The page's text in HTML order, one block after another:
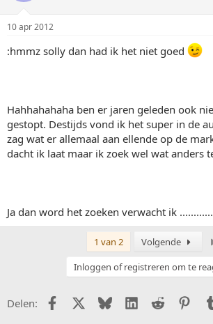
10 apr 2012
:hmmz solly dan had ik het niet goed
Hahhahahaha ben er jaren geleden ook
gestopt. Destijds vond ik het super in de
zag wat er allemaal aan ellende op de
dacht ik laat maar ik zoek wel wat anders
Ja dan word het zoeken verwacht ik ............
1 van 2 Volgende
Inloggen of registreren om te
Delen: FacebookX (Twitter)
BlueskyLinkedIn
Reddit